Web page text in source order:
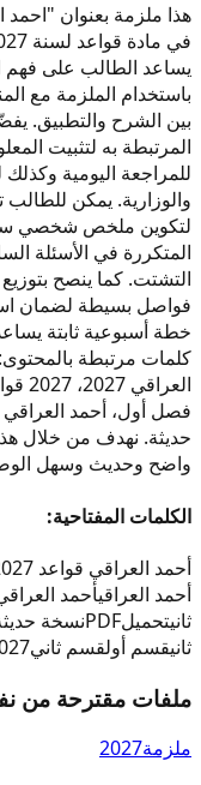
هذا ملزمة بعنوان
يساعد الطالب على فهم
باستخدام الملزمة مع
بين الشرح والتطبيق.
المرتبطة به لتثبيت
للمراجعة اليومية
والوزارية. يمكن للطالب
لتكوين ملخص شخصي
المتكررة في الأسئلة
التشتت. كما ينصح
فواصل بسيطة لضمان
خطة أسبوعية ثابتة
حديثة. نهدف من خلال
واضح وحديث وسهل
الكلمات المفتاحية:
أحمد العراقي قواعد 2027
أحمد العراقيأحمد
ثانيتحميلPDFنسخة
ثانيقسم أولقسم ثاني
ملفات مقترحة من
ملزمة2027